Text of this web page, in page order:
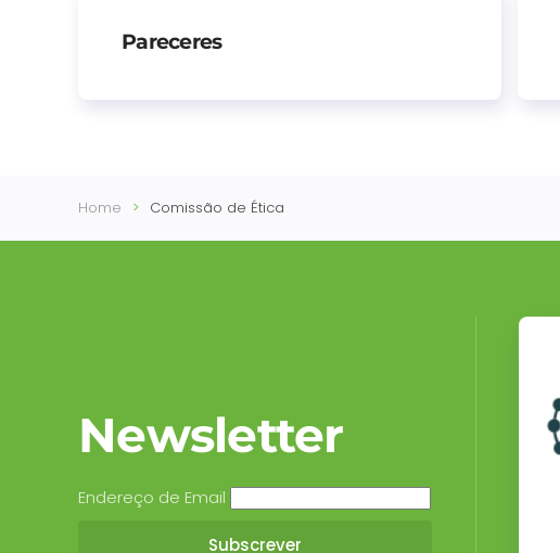
Pareceres
Home Comissão de Ética
Newsletter
Endereço de Email